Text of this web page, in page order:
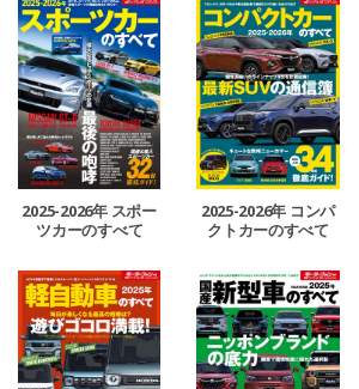
2025-2026年 スポー
ツカーのすべて
2025-2026年 コンパ
クトカーのすべて